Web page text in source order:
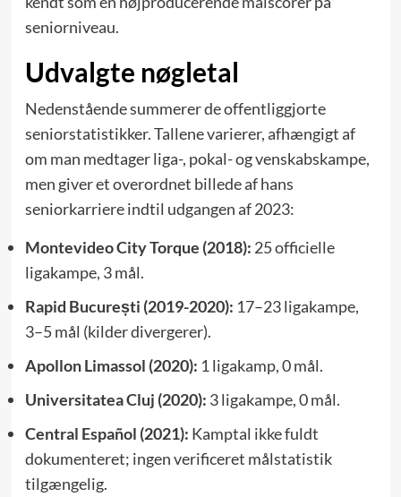
seniorniveau.
Udvalgte nøgletal
Nedenstående summerer de offentliggjorte
seniorstatistikker. Tallene varierer, afhængigt af
om man medtager liga-, pokal- og venskabskampe,
men giver et overordnet billede af hans
seniorkarriere indtil udgangen af 2023:
Montevideo City Torque (2018): 25 officielle
ligakampe, 3 mål.
Rapid București (2019-2020): 17–23 ligakampe,
3–5 mål (kilder divergerer).
Apollon Limassol (2020): 1 ligakamp, 0 mål.
Universitatea Cluj (2020): 3 ligakampe, 0 mål.
Central Español (2021): Kamptal ikke fuldt
dokumenteret; ingen verificeret målstatistik
tilgængelig.